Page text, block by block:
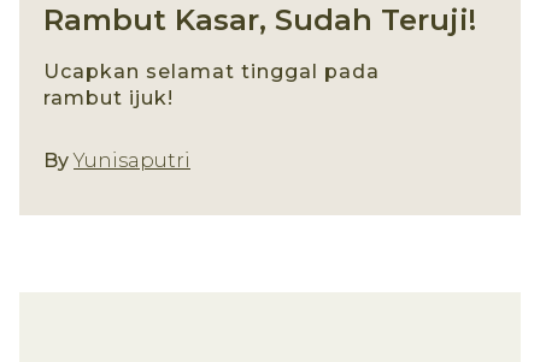
Rambut Kasar, Sudah Teruji!
Ucapkan selamat tinggal pada
rambut ijuk!
By Yunisaputri